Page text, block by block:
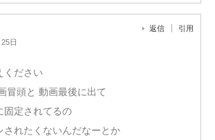
日
返信 引用
ください
冒頭と 動画最後に出て
固定されてるの
されたくないんだなーとか